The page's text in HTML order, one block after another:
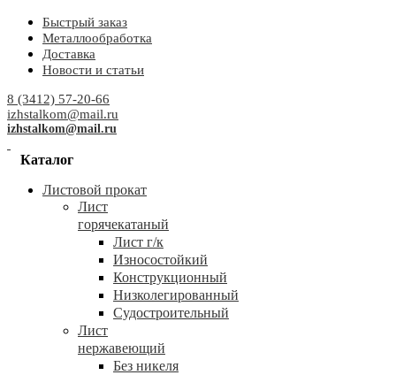
Быстрый заказ
Металлообработка
Доставка
Новости и статьи
8 (3412) 57-20-66
izhstalkom@mail.ru
izhstalkom@mail.ru
Каталог
Листовой прокат
Лист
горячекатаный
Лист г/к
Износостойкий
Конструкционный
Низколегированный
Судостроительный
Лист
нержавеющий
Без никеля